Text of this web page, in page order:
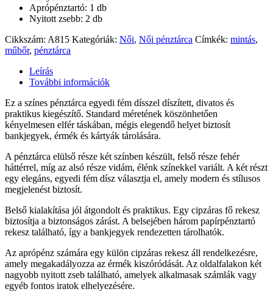
Aprópénztartó: 1 db
Nyitott zsebb: 2 db
Cikkszám: A815 Kategóriák: Női, Női pénztárca Címkék: mintás,
műbőr, pénztárca
Leírás
További információk
Ez a színes pénztárca egyedi fém dísszel díszített, divatos és
praktikus kiegészítő. Standard méretének köszönhetően
kényelmesen elfér táskában, mégis elegendő helyet biztosít
bankjegyek, érmék és kártyák tárolására.
A pénztárca elülső része két színben készült, felső része fehér
háttérrel, míg az alsó része vidám, élénk színekkel variált. A két részt
egy elegáns, egyedi fém dísz választja el, amely modern és stílusos
megjelenést biztosít.
Belső kialakítása jól átgondolt és praktikus. Egy cipzáras fő rekesz
biztosítja a biztonságos zárást. A belsejében három papírpénztartó
rekesz található, így a bankjegyek rendezetten tárolhatók.
Az aprópénz számára egy külön cipzáras rekesz áll rendelkezésre,
amely megakadályozza az érmék kiszóródását. Az oldalfalakon két
nagyobb nyitott zseb található, amelyek alkalmasak számlák vagy
egyéb fontos iratok elhelyezésére.